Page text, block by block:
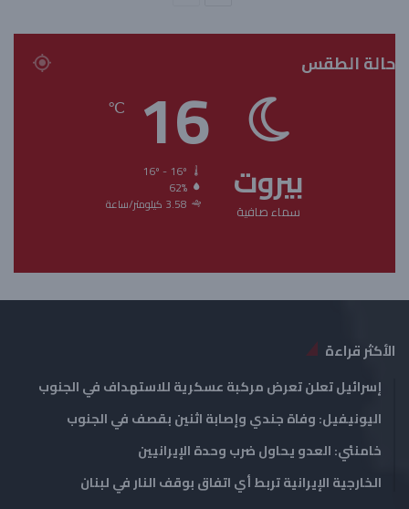
ة
ا
ل
س
ق
ة
ي
ة
حالة الطقس
بيروت
سماء صافية
16
℃
62%
3.58 كيلومتر/ساعة
الأكثر قراءة
إسرائيل تعلن تعرض مركبة عسكرية للاستهداف في الجنوب
اليونيفيل: وفاة جندي وإصابة اثنين بقصف في الجنوب
خامنئي: العدو يحاول ضرب وحدة الإيرانيين
الخارجية الإيرانية تربط أي اتفاق بوقف النار في لبنان